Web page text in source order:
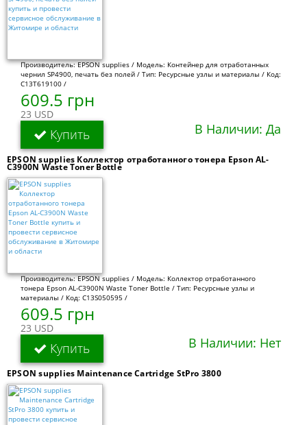
Производитель: EPSON supplies / Модель: Контейнер для отработанных
чернил SP4900, печать без полей / Тип: Ресурсные узлы и материалы / Код:
C13T619100 /
609.5 грн
23 USD
Купить В Наличии: Да
EPSON supplies Коллектор отработанного тонера Epson AL-
C3900N Waste Toner Bottle
Производитель: EPSON supplies / Модель: Коллектор отработанного
тонера Epson AL-C3900N Waste Toner Bottle / Тип: Ресурсные узлы и
материалы / Код: C13S050595 /
609.5 грн
23 USD
Купить В Наличии: Нет
EPSON supplies Maintenance Cartridge StPro 3800